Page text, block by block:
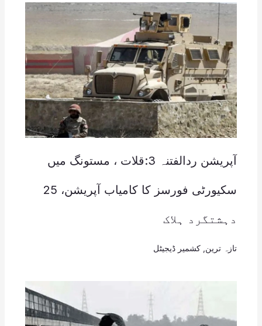
آپریشن ردالفتنہ 3:قلات ، مستونگ میں
سکیورٹی فورسز کا کامیاب آپریشن، 25
دہشتگرد ہلاک
تازہ ترین کشمیر ڈیجیٹل